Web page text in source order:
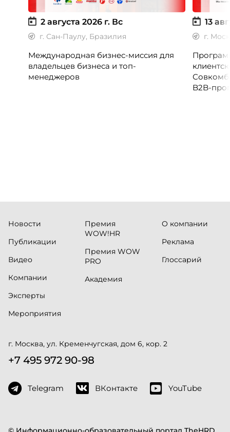
2 августа 2026 г. Вс
г. Сан-Паулу, Бразилия
Международная бизнес-миссия для
владельцев бизнеса и топ-
менеджеров
13
г.
B2B-
Новости
Публикации
Видео
Компании
Эксперты
Мероприятия
Премия
WOW!HR
Премия WOW
PRO
Академия
О компании
Реклама
Глоссарий
г. Москва, ул. Кременчугская, дом 6, кор. 2
+7 495 972 90-98
Telegram ВКонтакте YouTube